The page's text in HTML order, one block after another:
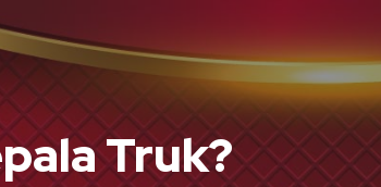
Truk?